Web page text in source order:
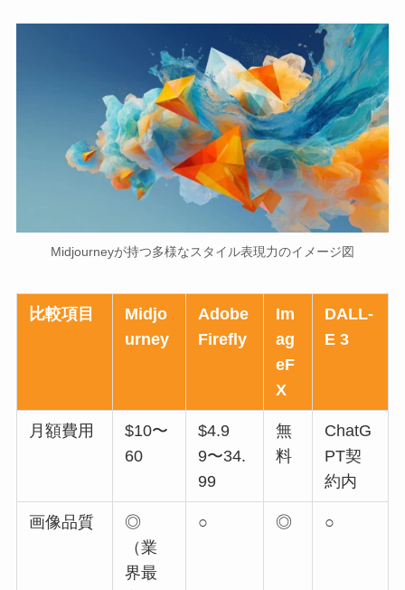
Midjourneyが持つ多様なスタイル表現力のイメージ図
比較項目
Midjo
urney
Adobe
Firefly
Im
ag
eF
X
DALL-
E 3
月額費用
$10〜
60
$4.9
9〜34.
99
無
料
ChatG
PT契
約内
画像品質
◎
（業
界最
○ ◎ ○